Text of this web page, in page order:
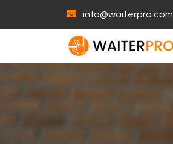
info@waiterpro.com